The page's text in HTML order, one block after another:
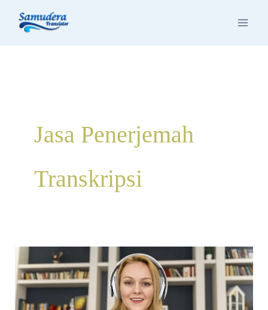
Jasa Penerjemah
Transkripsi
Jasa
Penerjemah
Tersumpah